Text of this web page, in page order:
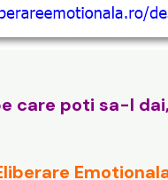
care poti sa-l